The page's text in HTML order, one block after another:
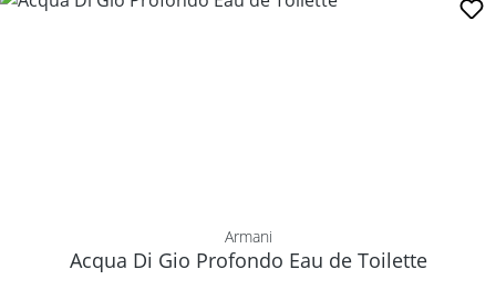
Armani
Acqua Di Gio Profondo Eau de Toilette